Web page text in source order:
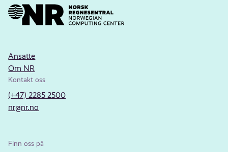
Ansatte
Om NR
Kontakt oss
(+47) 2285 2500
nr@nr.no
Finn oss på